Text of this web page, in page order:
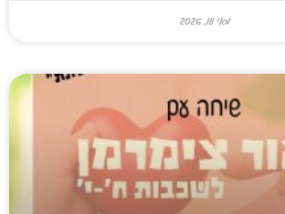
מאי 18, 2026